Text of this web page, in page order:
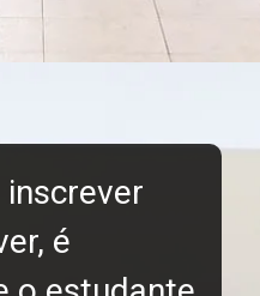
inscrever
é